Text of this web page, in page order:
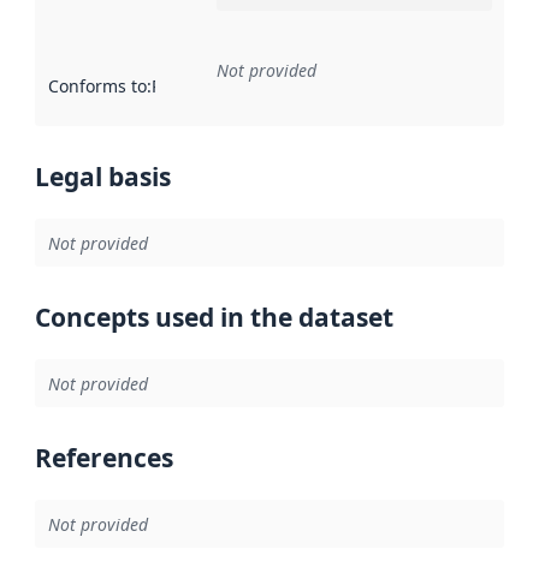
Conforms to:Reference to an implementation rule or other
Not provided
Legal basis
Not provided
Concepts used in the dataset
Not provided
References
Not provided